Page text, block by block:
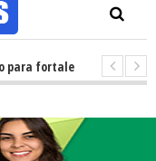
Minas e Pará